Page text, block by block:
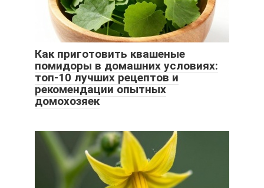
Как приготовить квашеные
помидоры в домашних условиях:
топ-10 лучших рецептов и
рекомендации опытных
домохозяек